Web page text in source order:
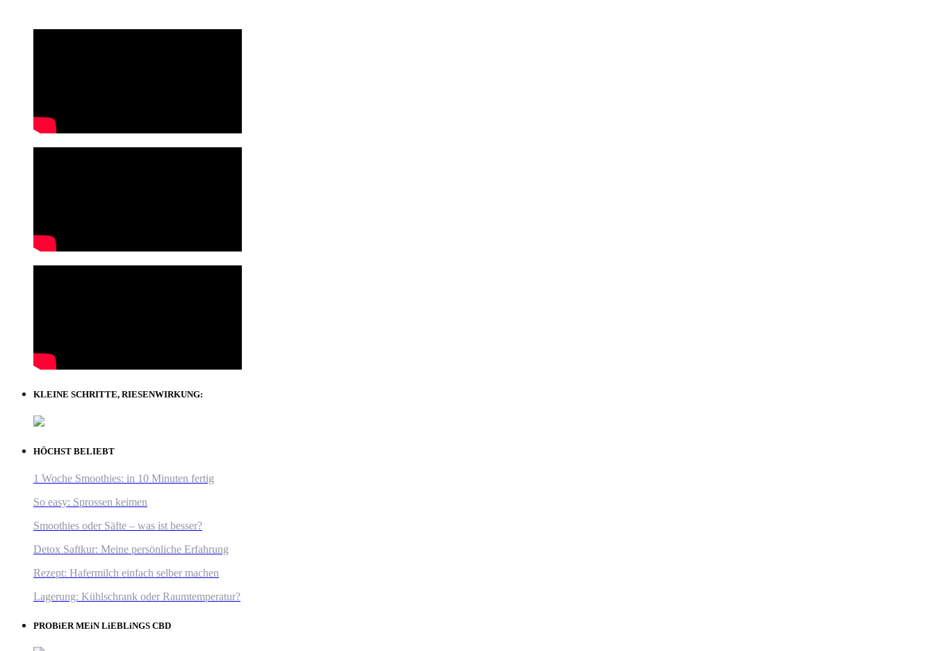
KLEINE SCHRITTE, RIESENWIRKUNG:
HÖCHST BELIEBT
1 Woche Smoothies: in 10 Minuten fertig
So easy: Sprossen keimen
Smoothies oder Säfte – was ist besser?
Detox Saftkur: Meine persönliche Erfahrung
Rezept: Hafermilch einfach selber machen
Lagerung: Kühlschrank oder Raumtemperatur?
PROBiER MEiN LiEBLiNGS CBD